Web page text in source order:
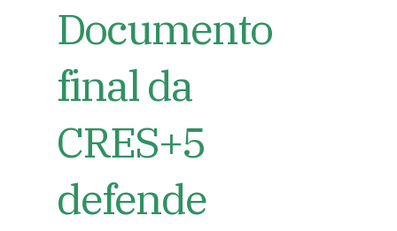
Documento
final da
CRES+5
defende